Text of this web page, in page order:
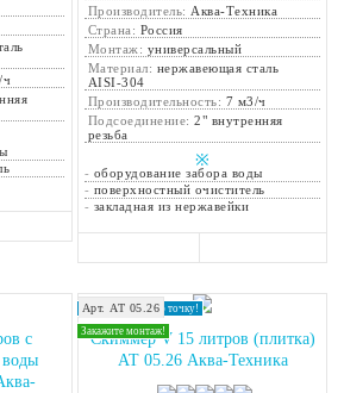
Производитель: Аква-Техника
Страна: Россия
Монтаж: универсальный
Материал: нержавеющая сталь
AISI-304
Производительность: 7 м3/ч
Подсоединение:2" внутренняя
резьба
※
- оборудование забора воды
- поверхностный очиститель
- закладная из нержавейки
с
воды
Доставка в любую точку!
Закажите монтаж!
Арт. АТ 05.26
Скиммер V 15 литров (плитка)
АТ 05.26 Аква-Техника